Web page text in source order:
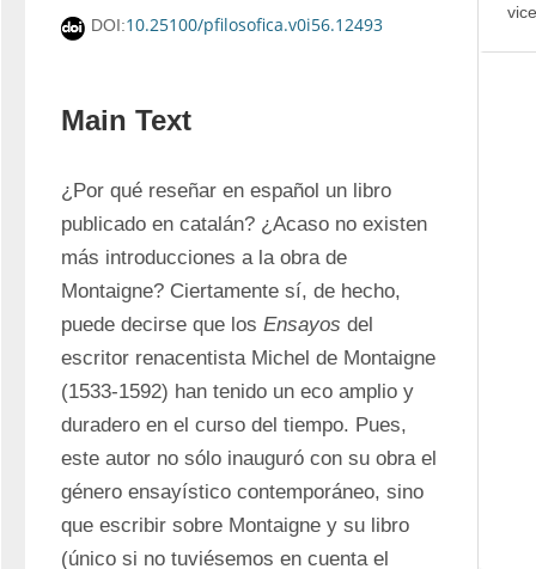
DOI:10.25100/pfilosofica.v0i56.12493
Main Text
¿Por qué reseñar en español un libro
publicado en catalán? ¿Acaso no existen
más introducciones a la obra de
Montaigne? Ciertamente sí, de hecho,
puede decirse que los Ensayos del
escritor renacentista Michel de Montaigne
(1533-1592) han tenido un eco amplio y
duradero en el curso del tiempo. Pues,
este autor no sólo inauguró con su obra el
género ensayístico contemporáneo, sino
que escribir sobre Montaigne y su libro